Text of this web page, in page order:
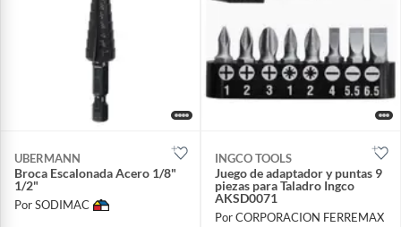
UBERMANN
Broca Escalonada Acero 1/8"
1/2"
Por SODIMAC
INGCO TOOLS
Juego de adaptador y puntas 9
piezas para Taladro Ingco
AKSD0071
Por CORPORACION FERREMAX